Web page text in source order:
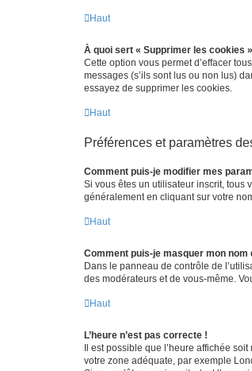
Haut
À quoi sert « Supprimer les cookies
Cette option vous permet d’effacer
messages (s’ils sont lus ou non lus)
essayez de supprimer les cookies.
Haut
Préférences et paramètres
Comment puis-je modifier mes
Si vous êtes un utilisateur inscrit, tous
généralement en cliquant sur votre
Haut
Comment puis-je masquer mon
Dans le panneau de contrôle de
des modérateurs et de vous-même.
Haut
L’heure n’est pas correcte !
Il est possible que l’heure affichée
votre zone adéquate, par exemple